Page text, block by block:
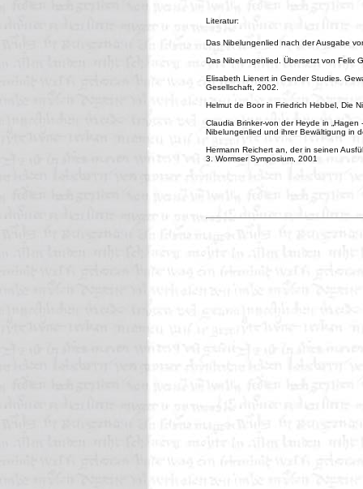
Literatur:
Das Nibelungenlied nach der Ausgabe
Das Nibelungenlied. Übersetzt von Felix
Elisabeth Lienert in Gender Studies.
Gesellschaft, 2002.
Helmut de Boor in Friedrich Hebbel, Die
Claudia Brinker-von der Heyde in
Nibelungenlied und ihrer Bewältigung in
Hermann Reichert an, der in seinen
3. Wormser Symposium, 2001